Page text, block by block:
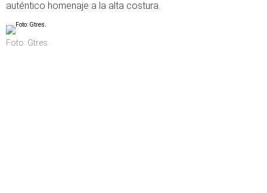
auténtico homenaje a la alta costura.
Foto: Gtres.